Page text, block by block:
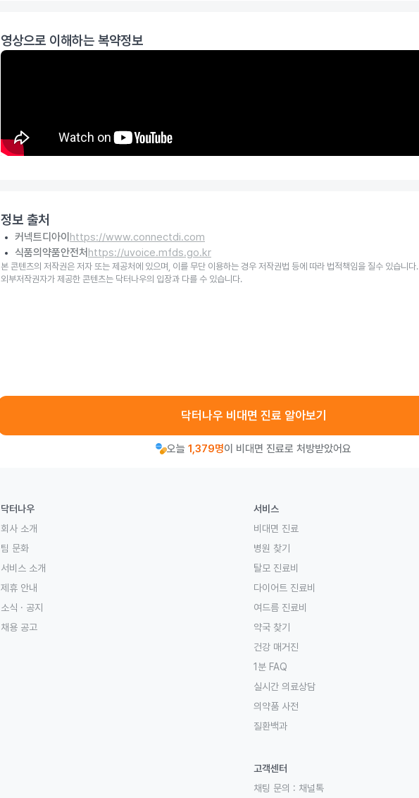
영상으로 이해하는 복약정보
정보 출처
커넥트디아이 https://www.connectdi.com
식품의약품안전처 https://uvoice.mfds.go.kr
본 콘텐츠의 저작권은 저자 또는 제공처에 있으며, 이를 무단 이용하는 경우 저작권법 등에 따라 법적책임을 질수 있습니다.
외부저작권자가 제공한 콘텐츠는 닥터나우의 입장과 다를 수 있습니다.
닥터나우 비대면 진료 알아보기
오늘 1,379명이 비대면 진료로 처방받았어요
닥터나우
회사 소개
팀 문화
서비스 소개
제휴 안내
소식 · 공지
채용 공고
서비스
비대면 진료
병원 찾기
탈모 진료비
다이어트 진료비
여드름 진료비
약국 찾기
건강 매거진
1분 FAQ
실시간 의료상담
의약품 사전
질환백과
고객센터
채팅 문의 : 채널톡